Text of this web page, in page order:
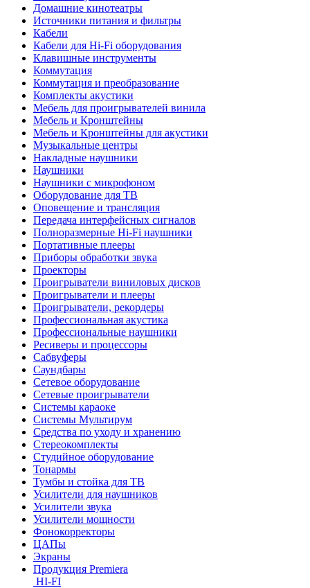
Домашние кинотеатры
Источники питания и фильтры
Кабели
Кабели для Hi-Fi оборудования
Клавишные инструменты
Коммутация
Коммутация и преобразование
Комплекты акустики
Мебель для проигрывателей винила
Мебель и Кронштейны
Мебель и Кронштейны для акустики
Музыкальные центры
Накладные наушники
Наушники
Наушники с микрофоном
Оборудование для ТВ
Оповещение и трансляция
Передача интерфейсных сигналов
Полноразмерные Hi-Fi наушники
Портативные плееры
Приборы обработки звука
Проекторы
Проигрыватели виниловых дисков
Проигрыватели и плееры
Проигрыватели, рекордеры
Профессиональная акустика
Профессиональные наушники
Ресиверы и процессоры
Сабвуферы
Саундбары
Сетевое оборудование
Сетевые проигрыватели
Системы караоке
Системы Мультирум
Средства по уходу и хранению
Стереокомплекты
Студийное оборудование
Тонармы
Тумбы и стойка для ТВ
Усилители для наушников
Усилители звука
Усилители мощности
Фонокорректоры
ЦАПы
Экраны
Продукция Premiera
HI-FI